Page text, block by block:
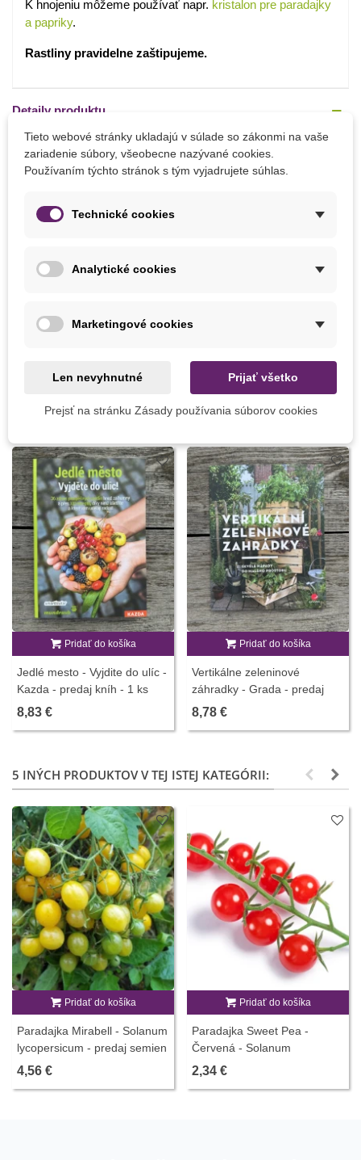
K hnojeniu môžeme používať napr. kristalon pre paradajky
a papriky.
Rastliny pravidelne zaštipujeme.
Detaily produktu
PARAMETRE
Odroda Paradajky
Farba Plodu
Zber
August
September
MOHLI BYSTE EŠTE POTREBOVAŤ
Pridať do košíka
Jedlé mesto - Vyjdite do ulíc -
Kazda - predaj kníh - 1 ks
8,83 €
Pridať do košíka
Vertikálne zeleninové
záhradky - Grada - predaj
kníh - 1 ks
8,78 €
5 INÝCH PRODUKTOV V TEJ ISTEJ KATEGÓRII:
Pridať do košíka
Paradajka Mirabell - Solanum
lycopersicum - predaj semien
- 6 ks
4,56 €
Pridať do košíka
Paradajka Sweet Pea -
Červená - Solanum
pimpinellifolium - Osivo
2,34 €
Tieto webové stránky ukladajú v súlade so zákonmi na vaše
zariadenie súbory, všeobecne nazývané cookies.
Používaním týchto stránok s tým vyjadrujete súhlas.
Technické cookies
Analytické cookies
Marketingové cookies
Len nevyhnutné Prijať všetko
Prejsť na stránku Zásady používania súborov cookies